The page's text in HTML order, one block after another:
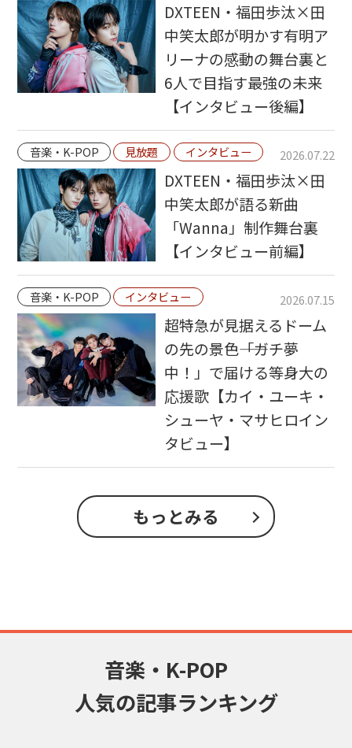
DXTEEN・福田歩汰×田
中笑太郎が明かす有明ア
リーナの感動の舞台裏と
6人で目指す最強の未来
【インタビュー後編】
音楽・K-POP 見放題 インタビュー 2026.07.22
DXTEEN・福田歩汰×田
中笑太郎が語る新曲
「Wanna」制作舞台裏
【インタビュー前編】
音楽・K-POP インタビュー 2026.07.15
超特急が見据えるドーム
の先の景色――「ガチ夢
中！」で届ける等身大の
応援歌【カイ・ユーキ・
シューヤ・マサヒロイン
タビュー】
もっとみる
音楽・K-POP
人気の記事ランキング